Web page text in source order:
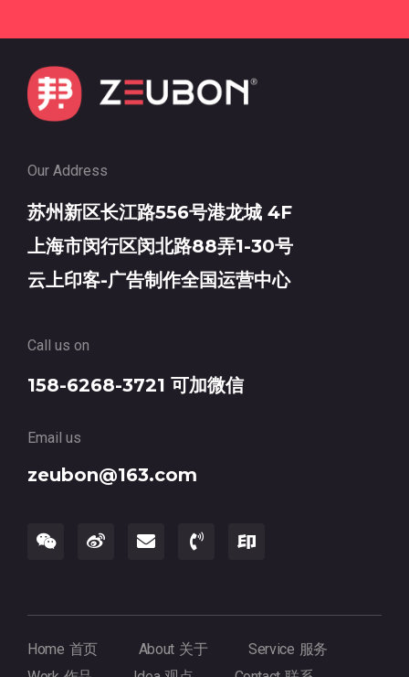
Our Address
苏州新区长江路556号港龙城 4F
上海市闵行区闵北路88弄1-30号
云上印客-广告制作全国运营中心
Call us on
158-6268-3721 可加微信
Email us
zeubon@163.com
Home 首页 About 关于
Service 服务